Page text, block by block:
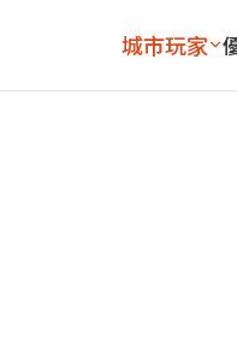
城市玩家